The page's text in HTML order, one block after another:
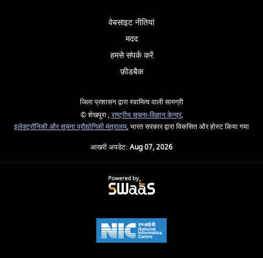
वेबसाइट नीतियां
मदद
हमसे संपर्क करें
फ़ीडबैक
जिला प्रशासन द्वारा स्वामित्व वाली सामग्री
© शेखपुरा ,राष्ट्रीय सूचना-विज्ञान केन्द्र,
इलेक्‍ट्रॉनिकी और सूचना प्रौद्योगिकी मंत्रालय, भारत सरकार द्वारा विकसित और होस्ट किया गया
आखरी अपडेट: Aug 07, 2026